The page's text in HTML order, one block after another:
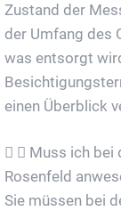
Zustand der
der Umfang des
was entsorgt
einen Überblick
Muss ich bei
Rosenfeld
Sie müssen bei